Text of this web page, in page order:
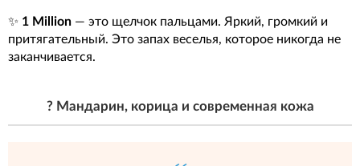
✨ 1 Million — это щелчок пальцами. Яркий, громкий и
притягательный. Это запах веселья, которое никогда не
заканчивается.
? Мандарин, корица и современная кожа